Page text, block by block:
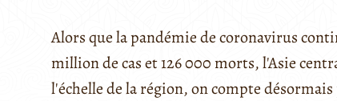
Alors que la pandémie de coronavirus
million de cas et 126 000 morts, l'Asie
l'échelle de la région, on compte désormais